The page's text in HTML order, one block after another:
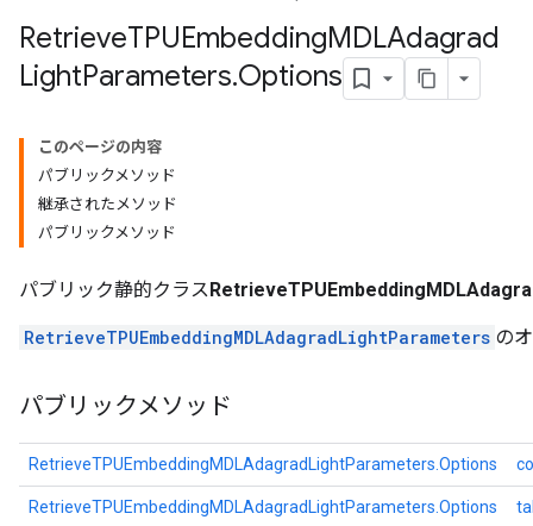
RetrieveTPUEmbeddingMDLAdagrad
LightParameters.Options
このページの内容
パブリックメソッド
継承されたメソッド
パブリックメソッド
パブリック静的クラス
RetrieveTPUEmbeddingMDLAdagradLightParameters の
パブリックメソッド
RetrieveTPUEmbeddingMDLAdagradLightParameters.Options
RetrieveTPUEmbeddingMDLAdagradLightParameters.Options